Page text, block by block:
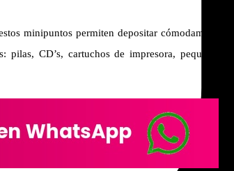
minipuntos permiten depositar cómodamente
pilas, CD’s, cartuchos de impresora, pequeños